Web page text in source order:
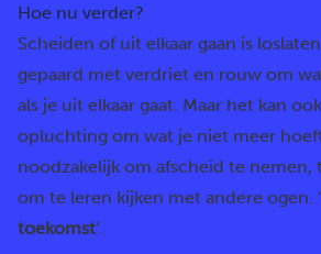
Hoe nu verder?
Scheiden of uit elkaar gaan is
gepaard met verdriet en rouw om
als je uit elkaar gaat. Maar het kan
opluchting om wat je niet meer
noodzakelijk om afscheid te nemen,
om te leren kijken met andere ogen. ‘
toekomst’.